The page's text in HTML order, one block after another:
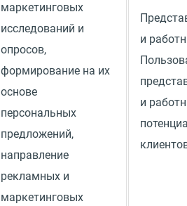
маркетинговых
исследований и
опросов,
формирование на их
основе
персональных
предложений,
направление
рекламных и
маркетинговых
и
и